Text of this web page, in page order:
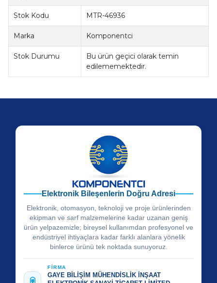
Stok Kodu MTR-46936
Marka Komponentci
Stok Durumu
Bu ürün geçici olarak temin
edilememektedir.
Elektronik Bileşenlerin Doğru Adresi
Elektronik, otomasyon, teknoloji ve proje ürünlerinden
ekipman ve sarf malzemelerine kadar uzanan geniş
ürün yelpazemizle; bireysel kullanımdan profesyonel ve
endüstriyel ihtiyaçlara kadar farklı alanlara yönelik
binlerce ürünü tek noktada sunuyoruz.
FİRMA
GAYE BİLİŞİM MÜHENDİSLİK İNŞAAT